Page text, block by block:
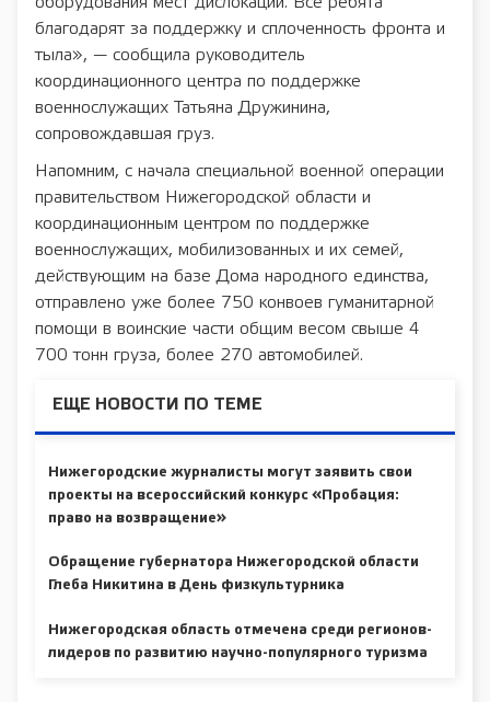
благодарят за поддержку и сплоченность фронта и
тыла», — сообщила руководитель
координационного центра по поддержке
военнослужащих Татьяна Дружинина,
сопровождавшая груз.
Напомним, с начала специальной военной операции
правительством Нижегородской области и
координационным центром по поддержке
военнослужащих, мобилизованных и их семей,
действующим на базе Дома народного единства,
отправлено уже более 750 конвоев гуманитарной
помощи в воинские части общим весом свыше 4
700 тонн груза, более 270 автомобилей.
ЕЩЕ НОВОСТИ ПО ТЕМЕ
Нижегородские журналисты могут заявить свои
проекты на всероссийский конкурс «Пробация:
право на возвращение»
Обращение губернатора Нижегородской области
Глеба Никитина в День физкультурника
Нижегородская область отмечена среди регионов-
лидеров по развитию научно-популярного туризма